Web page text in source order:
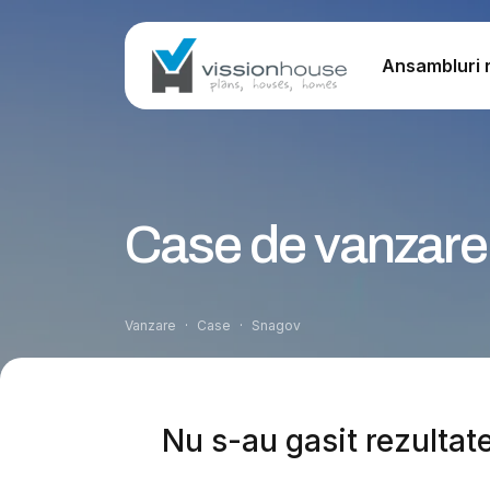
Ansambluri
Case de
Vanzare Case Snagov
Nu s-au gasit